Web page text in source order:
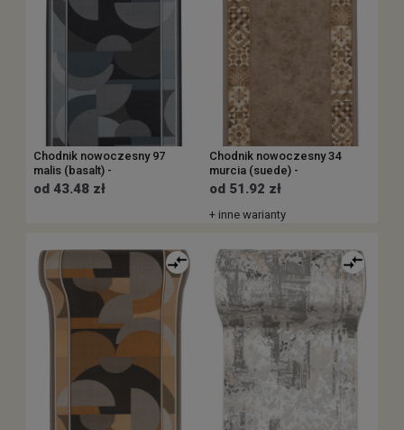
Chodnik nowoczesny 97
malis (basalt) -
od 43.48 zł
Chodnik nowoczesny 34
murcia (suede) -
od 51.92 zł
+ inne warianty